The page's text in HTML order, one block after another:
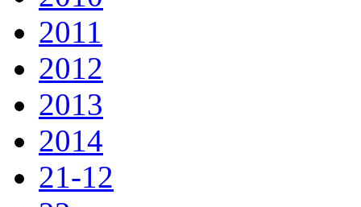
2011
2012
2013
2014
21-12